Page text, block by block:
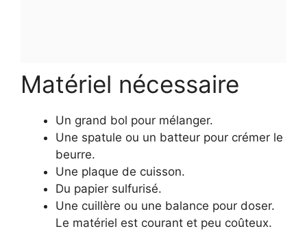
Matériel nécessaire
Un grand bol pour mélanger.
Une spatule ou un batteur pour crémer le
beurre.
Une plaque de cuisson.
Du papier sulfurisé.
Une cuillère ou une balance pour doser.
Le matériel est courant et peu coûteux.